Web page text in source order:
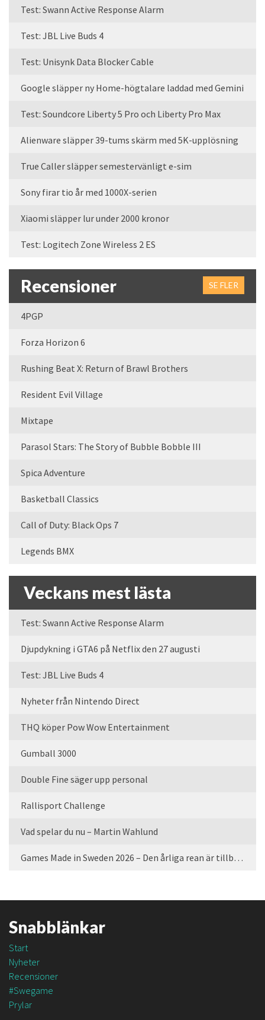
Test: Swann Active Response Alarm
Test: JBL Live Buds 4
Test: Unisynk Data Blocker Cable
Google släpper ny Home-högtalare laddad med Gemini
Test: Soundcore Liberty 5 Pro och Liberty Pro Max
Alienware släpper 39-tums skärm med 5K-upplösning
True Caller släpper semestervänligt e-sim
Sony firar tio år med 1000X-serien
Xiaomi släpper lur under 2000 kronor
Test: Logitech Zone Wireless 2 ES
Recensioner SE FLER
4PGP
Forza Horizon 6
Rushing Beat X: Return of Brawl Brothers
Resident Evil Village
Mixtape
Parasol Stars: The Story of Bubble Bobble III
Spica Adventure
Basketball Classics
Call of Duty: Black Ops 7
Legends BMX
Veckans mest lästa
Test: Swann Active Response Alarm
Djupdykning i GTA6 på Netflix den 27 augusti
Test: JBL Live Buds 4
Nyheter från Nintendo Direct
THQ köper Pow Wow Entertainment
Gumball 3000
Double Fine säger upp personal
Rallisport Challenge
Vad spelar du nu – Martin Wahlund
Games Made in Sweden 2026 – Den årliga rean är tillbaka
Snabblänkar
Start
Nyheter
Recensioner
#Swegame
Prylar